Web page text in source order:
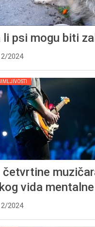
li psi mogu biti
2024
četvrtine
vida
2024